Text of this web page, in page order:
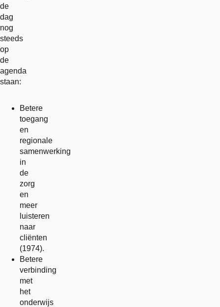
de
dag
nog
steeds
op
de
agenda
staan:
Betere
toegang
en
regionale
samenwerking
in
de
zorg
en
meer
luisteren
naar
cliënten
(1974).
Betere
verbinding
met
het
onderwijs